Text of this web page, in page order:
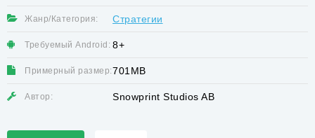
Жанр/Категория: Стратегии
Требуемый Android: 8+
Примерный размер:701MB
Автор: Snowprint Studios AB